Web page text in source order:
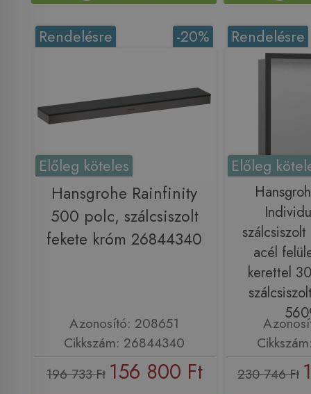
-20%
Rendelésre
Előleg köteles
Hansgrohe Rainfinity
500 polc, szálcsiszolt
fekete króm 26844340
Azonosító: 208651
Cikkszám: 26844340
196 733 Ft 156 800 Ft
Rendelésre
Előleg
acél
kerettel
230 746 Ft